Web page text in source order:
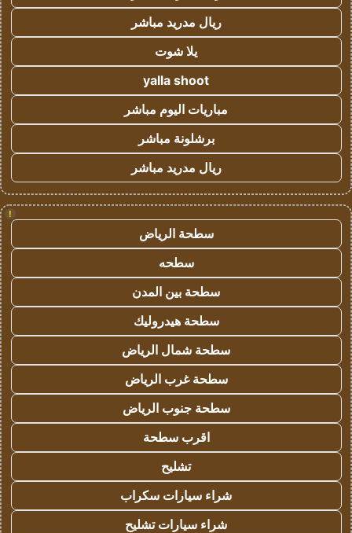
ريال مدريد مباشر
يلا شوت
yalla shoot
مباريات اليوم مباشر
برشلونة مباشر
ريال مدريد مباشر
!
سطحة الرياض
سطحه
سطحة بين المدن
سطحة هيدروليك
سطحة شمال الرياض
سطحة غرب الرياض
سطحة جنوب الرياض
اقرب سطحة
تشليح
شراء سيارات سكراب
شراء سيارات تشليح